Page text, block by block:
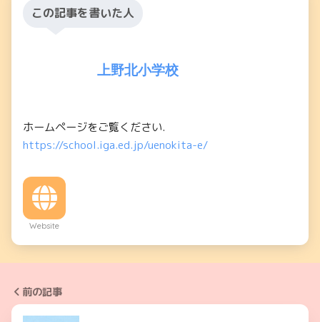
この記事を書いた人
上野北小学校
ホームページをご覧ください.
https://school.iga.ed.jp/uenokita-e/
Website
前の記事